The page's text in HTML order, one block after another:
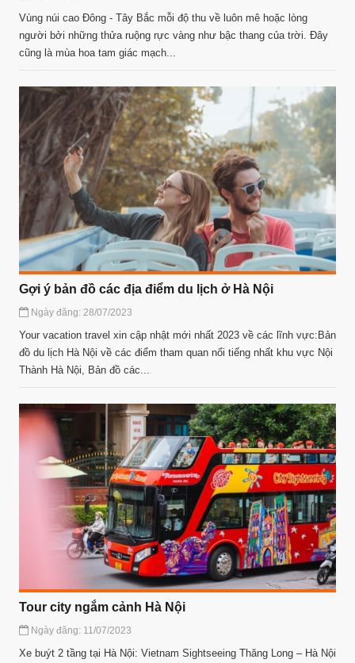
Vùng núi cao Đông - Tây Bắc mỗi độ thu về luôn mê hoặc lòng
người bởi những thửa ruộng rực vàng như bậc thang của trời. Đây
cũng là mùa hoa tam giác mạch...
Gợi ý bản đồ các địa điểm du lịch ở Hà Nội
Ngày đăng: 28/07/2023
Your vacation travel xin cập nhật mới nhất 2023 về các lĩnh vực:Bản
đồ du lịch Hà Nội về các điểm tham quan nổi tiếng nhất khu vực Nội
Thành Hà Nội, Bản đồ các...
Tour city ngắm cảnh Hà Nội
Ngày đăng: 11/07/2023
Xe buýt 2 tầng tại Hà Nội: Vietnam Sightseeing Thăng Long – Hà Nội